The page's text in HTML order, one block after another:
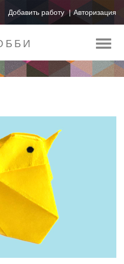
Добавить работу Авторизация